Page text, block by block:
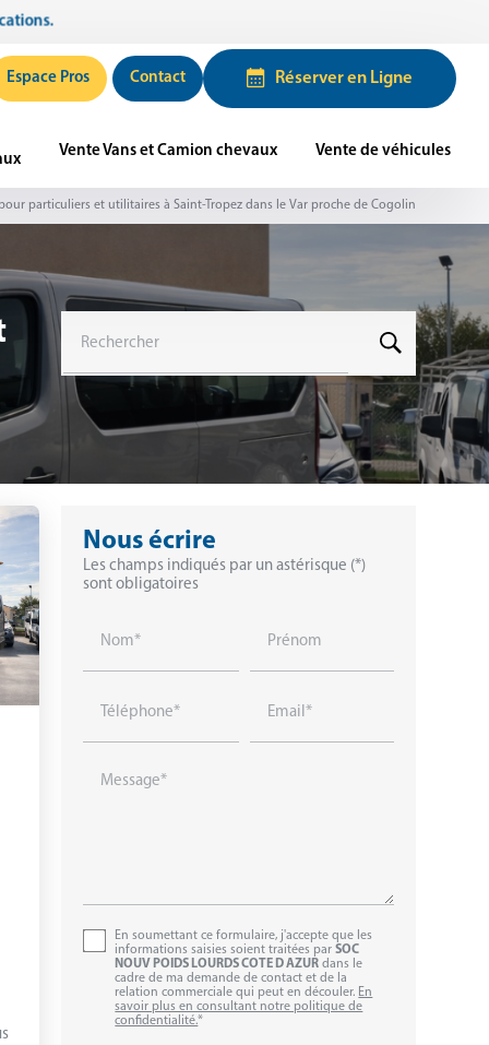
Espace Pros Contact Réserver en Ligne
Vente Vans et Camion chevaux Vente de véhicules
particuliers et utilitaires à Saint-Tropez dans le Var proche de Cogolin
Rechercher
Nous écrire
Les champs indiqués par un astérisque (*)
sont obligatoires
Nom* Prénom
Téléphone* Email*
Message*
En soumettant ce formulaire, j'accepte que les
informations saisies soient traitées parSOC
NOUV POIDS LOURDS COTE D AZUR dans le
cadre de ma demande de contact et de la
relation commerciale qui peut en découler. En
savoir plus en consultant notre politique de
confidentialité.*